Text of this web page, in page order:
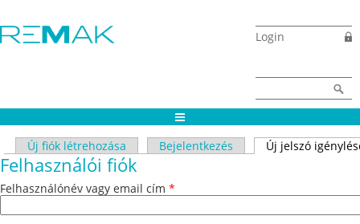
Login
Elsődleges fülek
Új fiók létrehozása Bejelentkezés Új jelszó
Felhasználói fiók
Felhasználónév vagy email cím *